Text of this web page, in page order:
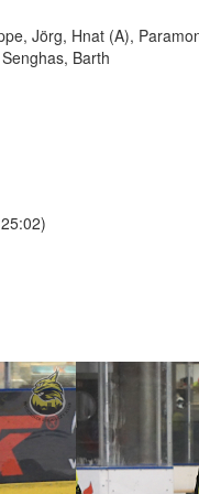
Jörg, Hnat (A),
Barth